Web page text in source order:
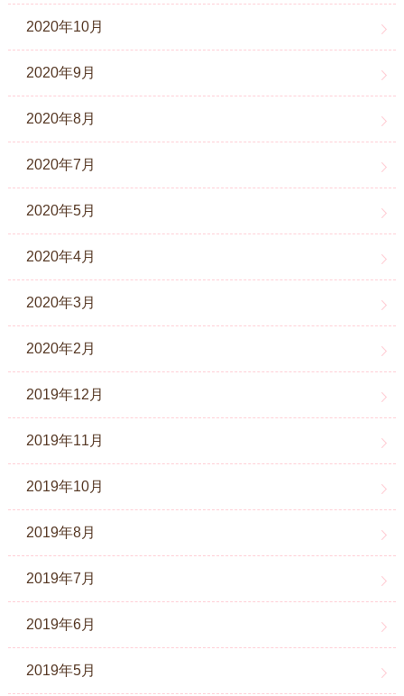
2020年10月
2020年9月
2020年8月
2020年7月
2020年5月
2020年4月
2020年3月
2020年2月
2019年12月
2019年11月
2019年10月
2019年8月
2019年7月
2019年6月
2019年5月